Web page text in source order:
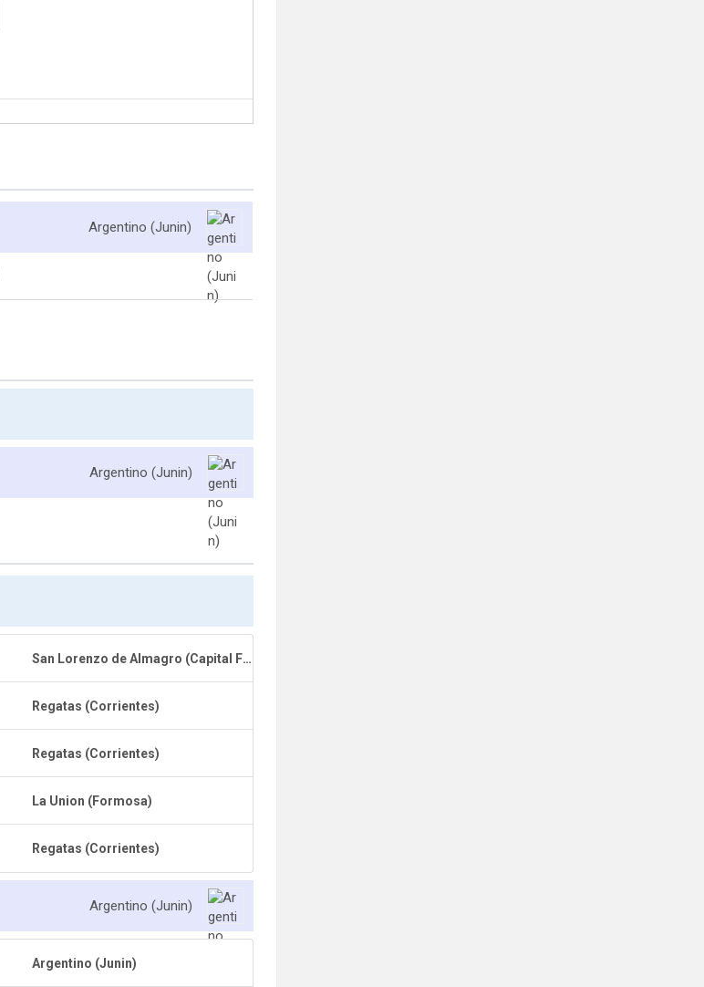
Argentino (Junin)
Argentino (Junin)
San Lorenzo de Almagro (Capital Federal)
Regatas (Corrientes)
Regatas (Corrientes)
La Union (Formosa)
Regatas (Corrientes)
Argentino (Junin)
Argentino (Junin)